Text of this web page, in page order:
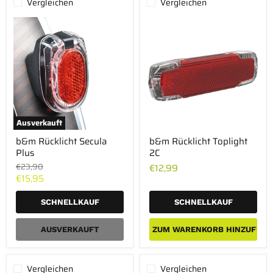
Ausverkauft
b&m
Rücklicht
Secula
Plus
b&m Rücklicht Secula
Plus
Ursprünglicher
Preis
€23,90
Aktueller
Preis
€15,95
SCHNELLKAUF
AUSVERKAUFT
Rücklicht
Toplight
2C
b&m Rücklicht Toplight
2C
€12,99
SCHNELLKAUF
ZUM WARENKORB
Vergleichen Vergleichen